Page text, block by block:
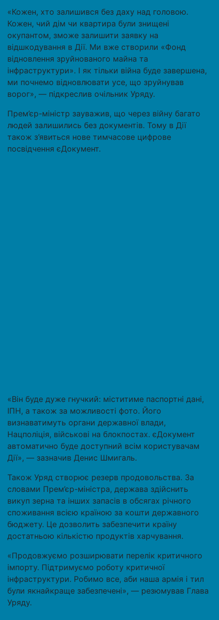
«Кожен, хто залишився без даху над головою.
Кожен, чий дім чи квартира були знищені
окупантом, зможе залишити заявку на
відшкодування в Дії. Ми вже створили «Фонд
відновлення зруйнованого майна та
інфраструктури». І як тільки війна буде завершена,
ми почнемо відновлювати усе, що зруйнував
ворог», — підкреслив очільник Уряду.
Прем’єр-міністр зауважив, що через війну багато
людей залишились без документів. Тому в Дії
також з’явиться нове тимчасове цифрове
посвідчення єДокумент.
«Він буде дуже гнучкий: міститиме паспортні дані,
ІПН, а також за можливості фото. Його
визнаватимуть органи державної влади,
Нацполіція, військові на блокпостах. єДокумент
автоматично буде доступний всім користувачам
Дії», — зазначив Денис Шмигаль.
Також Уряд створює резерв продовольства. За
словами Прем’єр-міністра, держава здійснить
викуп зерна та інших запасів в обсягах річного
споживання всією країною за кошти державного
бюджету. Це дозволить забезпечити країну
достатньою кількістю продуктів харчування.
«Продовжуємо розширювати перелік критичного
імпорту. Підтримуємо роботу критичної
інфраструктури. Робимо все, аби наша армія і тил
були якнайкраще забезпечені», — резюмував Глава
Уряду.